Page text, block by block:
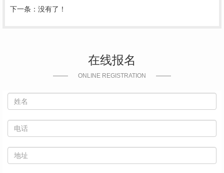
下一条：没有了！
在线报名
ONLINE REGISTRATION